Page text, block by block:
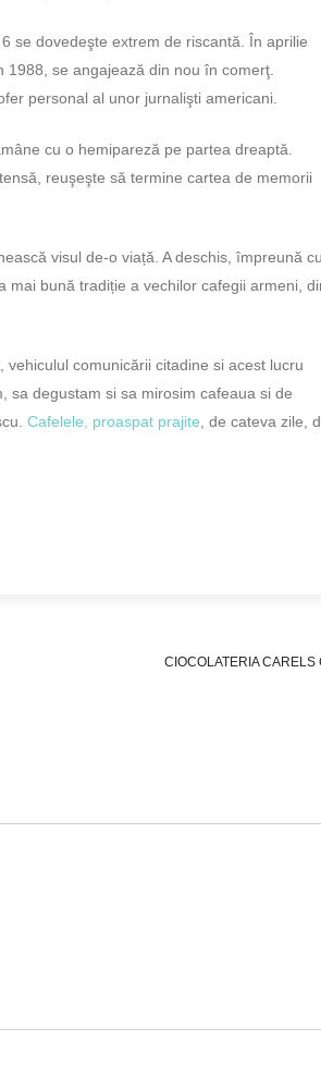
se dovedeşte extrem de riscantă. În aprilie
se angajează din nou în comerţ.
personal al unor jurnalişti americani.
cu o hemipareză pe partea dreaptă.
reuşeşte să termine cartea de memorii
visul de-o viață. A deschis, împreună cu
bună tradiție a vechilor cafegii armeni,
comunicării citadine si acest lucru
sa degustam si sa mirosim cafeaua si de
Cafelele, proaspat prajite , de cateva zile,
CIOCOLATERIA CARELS